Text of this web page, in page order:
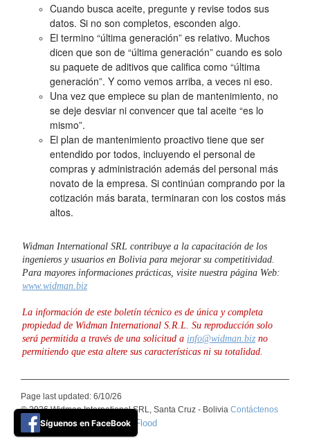
Cuando busca aceite, pregunte y revise todos sus
datos. Si no son completos, esconden algo.
El termino “última generación” es relativo. Muchos
dicen que son de “última generación” cuando es solo
su paquete de aditivos que califica como “última
generación”. Y como vemos arriba, a veces ni eso.
Una vez que empiece su plan de mantenimiento, no
se deje desviar ni convencer que tal aceite “es lo
mismo”.
El plan de mantenimiento proactivo tiene que ser
entendido por todos, incluyendo el personal de
compras y administración además del personal más
novato de la empresa. Si continúan comprando por la
cotización más barata, terminaran con los costos más
altos.
Widman International SRL contribuye a la capacitación de los
ingenieros y usuarios en Bolivia para mejorar su competitividad.
Para mayores informaciones prácticas, visite nuestra página Web:
www.widman.biz
La información de este boletín técnico es de única y completa
propiedad de Widman International S.R.L. Su reproducción solo
será permitida a través de una solicitud a info@widman.biz no
permitiendo que esta altere sus características ni su totalidad.
Page last updated: 6/10/26
© 2026 Widman International SRL, Santa Cruz - Bolivia Contáctenos
Basic Blue theme by ThemeFlood
Síguenos en FaceBook